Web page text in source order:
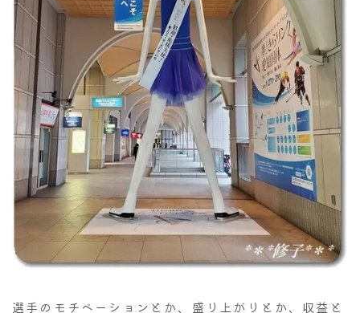
選手のモチベーションとか、盛り上がりとか、収益と